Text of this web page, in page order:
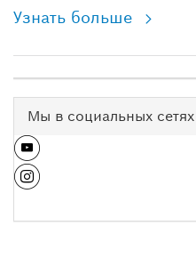
Узнать больше
Мы в социальных сетях